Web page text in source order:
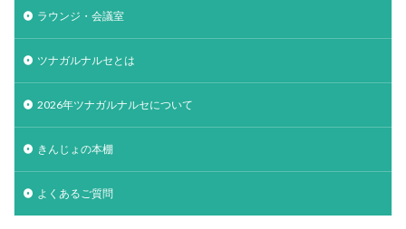
ラウンジ・会議室
ツナガルナルセとは
2026年ツナガルナルセについて
きんじょの本棚
よくあるご質問